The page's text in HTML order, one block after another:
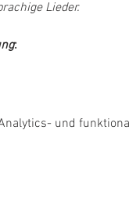
Lieder.
:
und